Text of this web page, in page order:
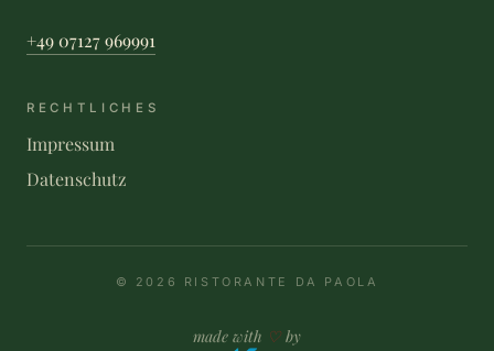
+49 07127 969991
RECHTLICHES
Impressum
Datenschutz
© 2026 RISTORANTE DA PAOLA
made with ♡ by